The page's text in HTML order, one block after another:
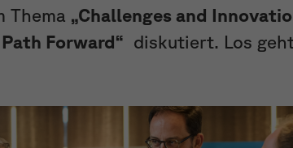
Thema „Challenges and
Forward“ diskutiert. Los